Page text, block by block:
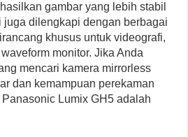
gambar yang lebih stabil
juga dilengkapi dengan berbagai
khusus untuk videografi,
monitor. Jika Anda
mencari kamera mirrorless
dan kemampuan perekaman
Lumix GH5 adalah